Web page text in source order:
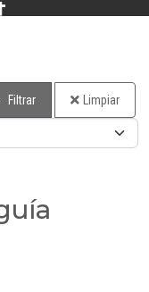
Filtrar Limpiar